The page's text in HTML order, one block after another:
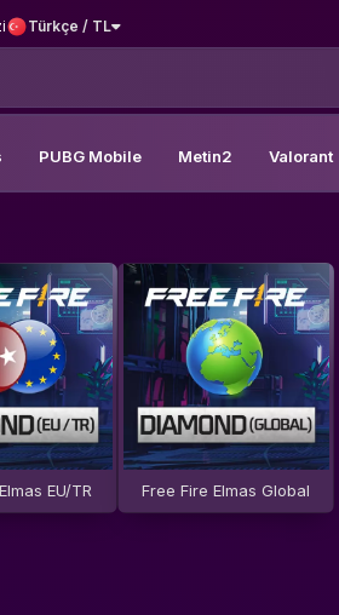
Türkçe / TL
PUBG Mobile Metin2 Valorant
EU/TR Free Fire Elmas Global